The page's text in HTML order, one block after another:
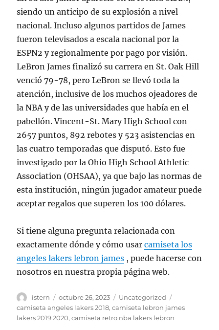
siendo un anticipo de su explosión a nivel
nacional. Incluso algunos partidos de James
fueron televisados a escala nacional por la
ESPN2 y regionalmente por pago por visión.
LeBron James finalizó su carrera en St. Oak Hill
venció 79-78, pero LeBron se llevó toda la
atención, inclusive de los muchos ojeadores de
la NBA y de las universidades que había en el
pabellón. Vincent-St. Mary High School con
2657 puntos, 892 rebotes y 523 asistencias en
las cuatro temporadas que disputó. Esto fue
investigado por la Ohio High School Athletic
Association (OHSAA), ya que bajo las normas de
esta institución, ningún jugador amateur puede
aceptar regalos que superen los 100 dólares.
Si tiene alguna pregunta relacionada con
exactamente dónde y cómo usarcamiseta los
angeles lakers lebron james , puede hacerse con
nosotros en nuestra propia página web.
Autor
istern
Publicado
el
octubre 26, 2023 Categorías
Uncategorized
camiseta angeles lakers 2018,camiseta lebron james
lakers 2019 2020,camiseta retro nba lakers lebron